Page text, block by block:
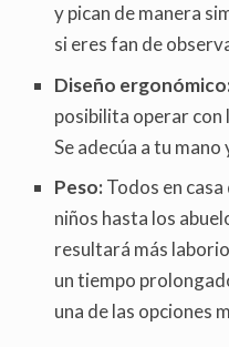
y pican de manera
si eres fan de
Diseño
posibilita operar con
Se adecúa a tu
Peso:Todos en
niños hasta los
resultará más
un tiempo
una de las opciones